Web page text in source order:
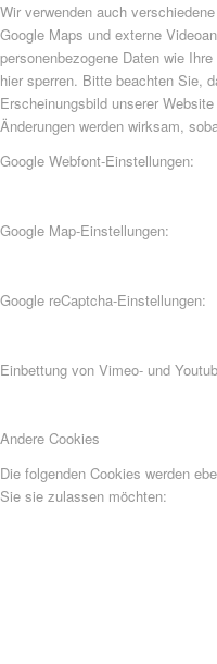
Wir verwenden auch
Google Maps und externe
personenbezogene Daten wie
hier sperren. Bitte beachten Sie,
Erscheinungsbild unserer
Änderungen werden wirksam,
Google Webfont-Einstellungen:
Google Map-Einstellungen:
Google reCaptcha-Einstellungen:
Einbettung von Vimeo- und
Andere Cookies
Die folgenden Cookies werden
Sie sie zulassen möchten: